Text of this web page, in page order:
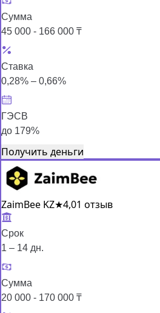
Сумма
45 000 - 166 000 ₸
Ставка
0,28% – 0,66%
ГЭСВ
до 179%
Получить деньги
ZaimBee KZ★4,01 отзыв
Срок
1 – 14 дн.
Сумма
20 000 - 170 000 ₸